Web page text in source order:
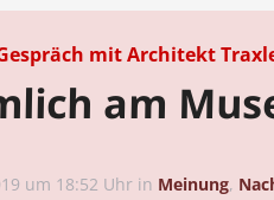
mit Architekt
am
um 18:52 Uhr in Meinung,